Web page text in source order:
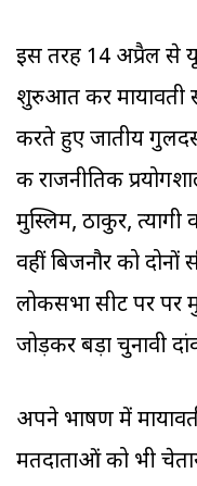
इस तरह 14 अप्रैल से
शुरुआत कर मायावती
करते हुए जातीय
की राजनीतिक
मुस्लिम, ठाकुर,
वहीं बिजनौर को दोनों
लोकसभा सीट पर पर
जोड़कर बड़ा चुनावी
अपने भाषण में
मतदाताओं को भी